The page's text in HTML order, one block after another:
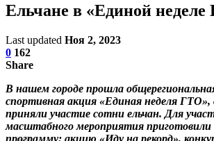
Ельчане в «Единой
Last updated Ноя 2, 2023
0 162
Share
В нашем городе прошла
спортивная акция «Единая неделя ГТО»,
приняли участие сотни ельчан. Для
масштабного мероприятия
программу: акцию «Иду на рекорд»,